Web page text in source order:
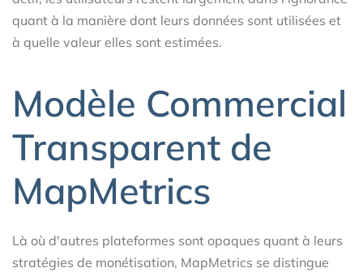
quant à la manière dont leurs données sont utilisées et
à quelle valeur elles sont estimées.
Modèle Commercial
Transparent de
MapMetrics
Là où d'autres plateformes sont opaques quant à leurs
stratégies de monétisation, MapMetrics se distingue